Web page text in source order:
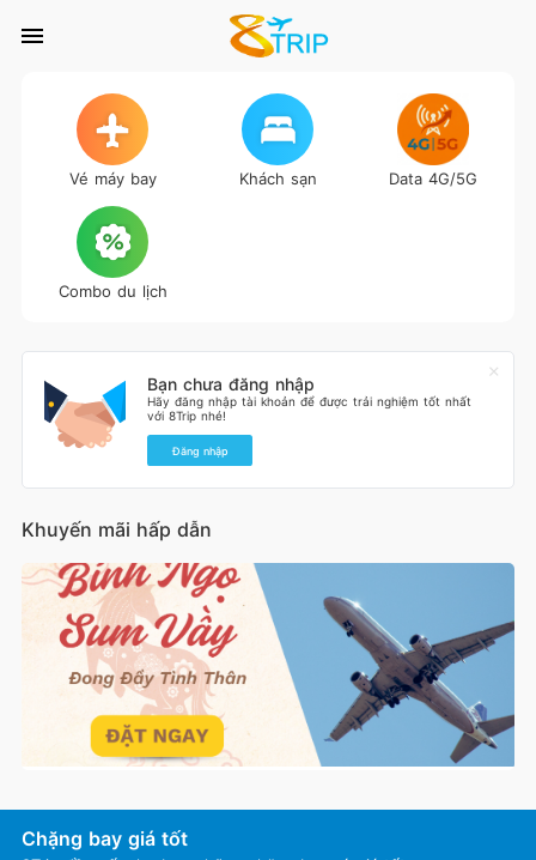
Vé máy bay Khách sạn Data 4G/5G
Combo du lịch
Bạn chưa đăng nhập
Hãy đăng nhập tài khoản để được trải nghiệm tốt nhất
với 8Trip nhé!
Đăng nhập
Khuyến mãi hấp dẫn
Chặng bay giá tốt